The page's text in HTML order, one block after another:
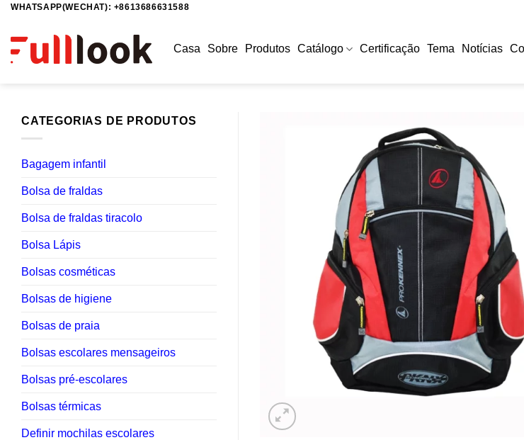
Skip
content
WHATSAPP(WECHAT): +8613686631588
Casa Sobre Produtos Catálogo Certificação Tema Notícias
CATEGORIAS DE PRODUTOS
Bagagem infantil
Bolsa de fraldas
Bolsa de fraldas tiracolo
Bolsa Lápis
Bolsas cosméticas
Bolsas de higiene
Bolsas de praia
Bolsas escolares mensageiros
Bolsas pré-escolares
Bolsas térmicas
Definir mochilas escolares